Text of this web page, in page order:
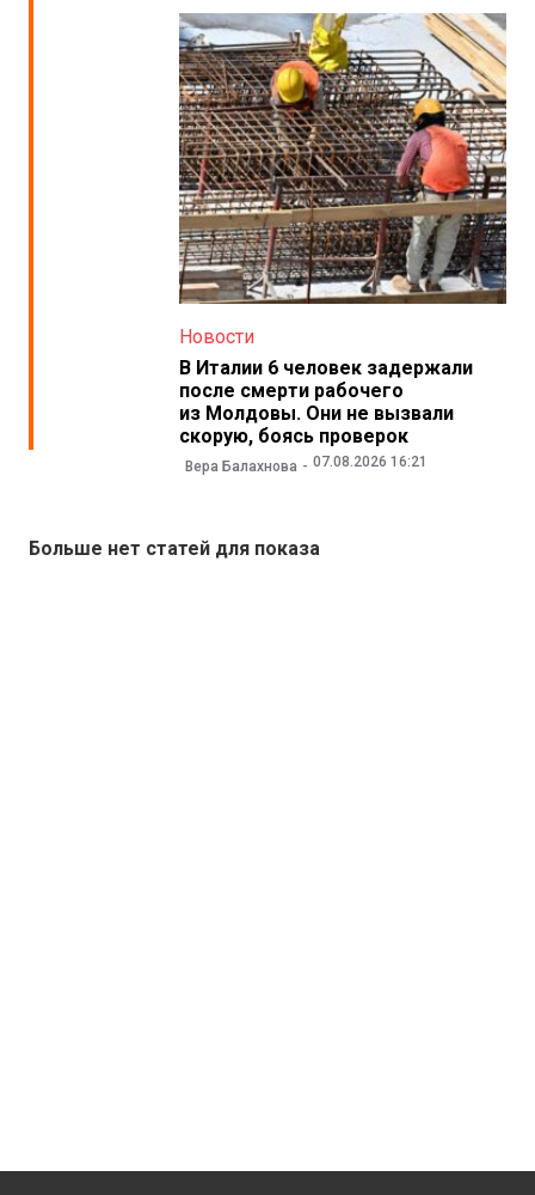
Новости
В Италии 6 человек задержали
после смерти рабочего
из Молдовы. Они не вызвали
скорую, боясь проверок
Вера Балахнова 07.08.2026 16:21
Больше нет статей для показа